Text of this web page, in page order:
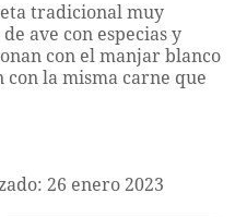
tradicional muy
ave con especias y
con el manjar blanco
la misma carne que
26 enero 2023